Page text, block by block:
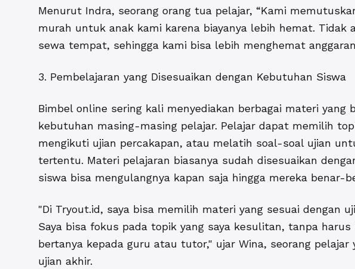
Menurut Indra, seorang orang tua pelajar, “Kami
murah untuk anak kami karena biayanya lebih hemat. Tidak
sewa tempat, sehingga kami bisa lebih menghemat
3. Pembelajaran yang Disesuaikan dengan Kebutuhan Siswa
Bimbel online sering kali menyediakan berbagai materi yang
kebutuhan masing-masing pelajar. Pelajar dapat memilih
mengikuti ujian percakapan, atau melatih soal-soal ujian
tertentu. Materi pelajaran biasanya sudah disesuaikan
siswa bisa mengulangnya kapan saja hingga mereka benar-
"Di Tryout.id, saya bisa memilih materi yang sesuai dengan
Saya bisa fokus pada topik yang saya kesulitan, tanpa
bertanya kepada guru atau tutor," ujar Wina, seorang pelajar
ujian akhir.